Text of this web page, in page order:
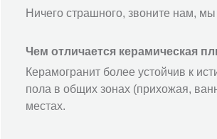
Ничего страшного, звоните нам,
Чем отличается керамическая
Керамогранит более устойчив к
пола в общих зонах (прихожая,
местах.